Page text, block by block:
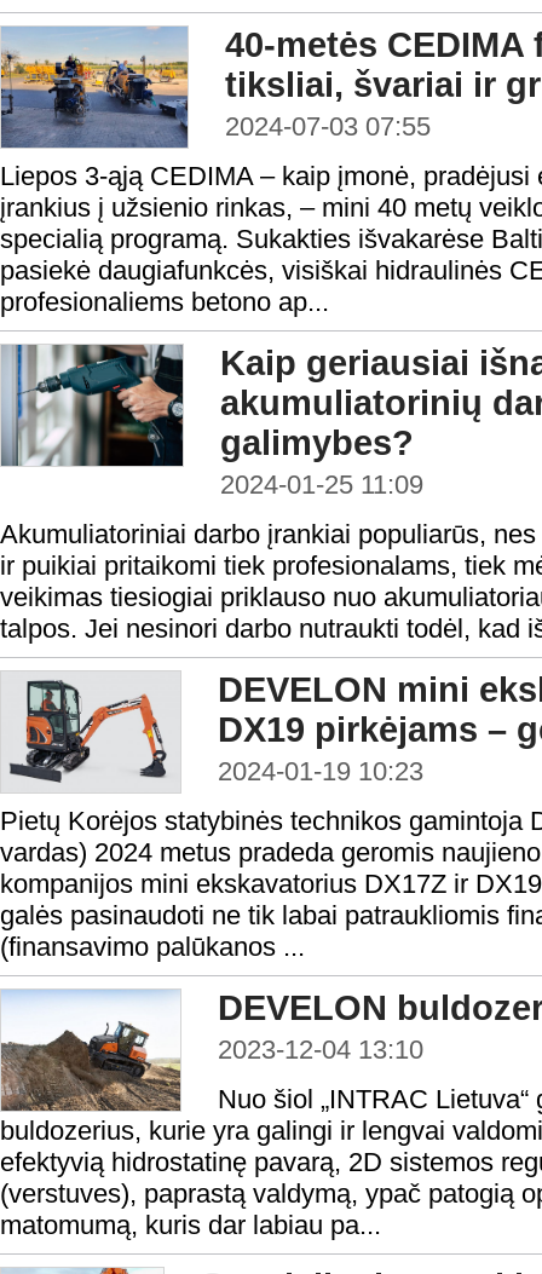
40-metės
tiksliai, švariai ir
2024-07-03 07:55
Liepos 3-ąją CEDIMA – kaip įmonė, pradėjusi
įrankius į užsienio rinkas, – mini 40 metų
specialią programą. Sukakties išvakarėse
pasiekė daugiafunkcės, visiškai hidraulinės
profesionaliems betono ap...
Kaip geriausiai
akumuliatorinių
galimybes?
2024-01-25 11:09
Akumuliatoriniai darbo įrankiai populiarūs,
ir puikiai pritaikomi tiek profesionalams, tiek
veikimas tiesiogiai priklauso nuo
talpos. Jei nesinori darbo nutraukti todėl, kad
DEVELON mini
DX19 pirkėjams –
2024-01-19 10:23
Pietų Korėjos statybinės technikos gamintoja
vardas) 2024 metus pradeda geromis
kompanijos mini ekskavatorius DX17Z ir
galės pasinaudoti ne tik labai patraukliomis
(finansavimo palūkanos ...
DEVELON
2023-12-04 13:10
Nuo šiol „INTRAC
buldozerius, kurie yra galingi ir lengvai
efektyvią hidrostatinę pavarą, 2D sistemos
(verstuves), paprastą valdymą, ypač patogią
matomumą, kuris dar labiau pa...